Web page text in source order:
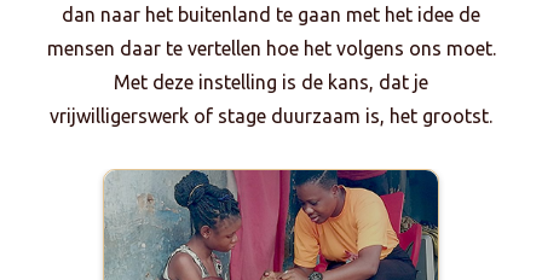
dan naar het buitenland te gaan met het idee de
mensen daar te vertellen hoe het volgens ons moet.
Met deze instelling is de kans, dat je
vrijwilligerswerk of stage duurzaam is, het grootst.